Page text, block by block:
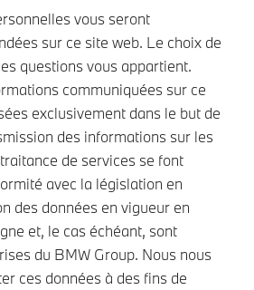
vous seront
sur ce site web. Le choix de
questions vous appartient.
communiquées sur ce
exclusivement dans le but de
des informations sur les
de services se font
avec la législation en
des données en vigueur en
et, le cas échéant, sont
du BMW Group. Nous nous
ces données à des fins de